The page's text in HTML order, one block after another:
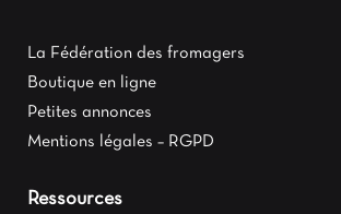
La Fédération des fromagers
Boutique en ligne
Petites annonces
Mentions légales – RGPD
Ressources